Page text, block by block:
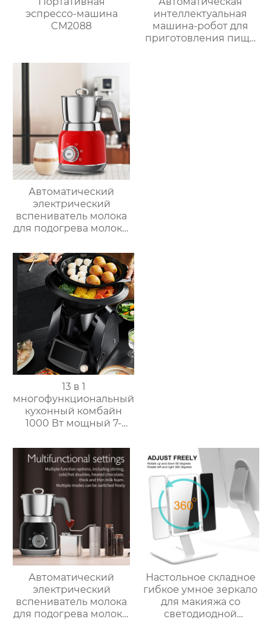
эспрессо-машина
CM2088
интеллектуальная
машина-робот для
приготовления пищи
Автоматический
электрический
вспениватель молока
для подогрева молока,
корпус из матовой
нержавеющей стали,
домашний
пароварочный
аппарат для молока
13 в 1
многофункциональный
кухонный комбайн
1000 Вт мощный 7-
кухонный комбайн
многофункциональный
кухонный комбайн
Автоматический
электрический
вспениватель молока
для подогрева молока,
Настольное складное
гибкое умное зеркало
для макияжа со
светодиодной